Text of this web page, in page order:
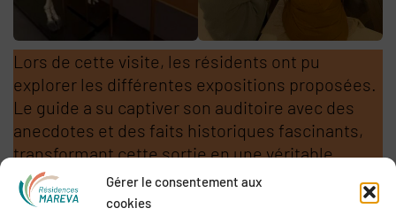
Gérer le consentement aux
cookies
Lors de cette visite, les résidents ont pu
explorer les différentes expositions proposées.
Le guide a su captiver son auditoire avec des
anecdotes et des faits historiques fascinants,
transformant cette sortie en une véritable
aventure culturelle.